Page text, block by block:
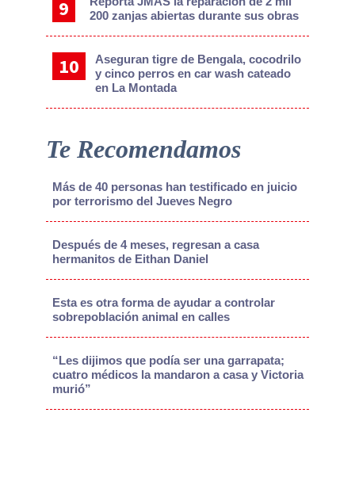
200 zanjas abiertas durante sus obras
Aseguran tigre de Bengala, cocodrilo
y cinco perros en car wash cateado
en La Montada
Te Recomendamos
Más de 40 personas han testificado en juicio
por terrorismo del Jueves Negro
Después de 4 meses, regresan a casa
hermanitos de Eithan Daniel
Esta es otra forma de ayudar a controlar
sobrepoblación animal en calles
“Les dijimos que podía ser una garrapata;
cuatro médicos la mandaron a casa y Victoria
murió”